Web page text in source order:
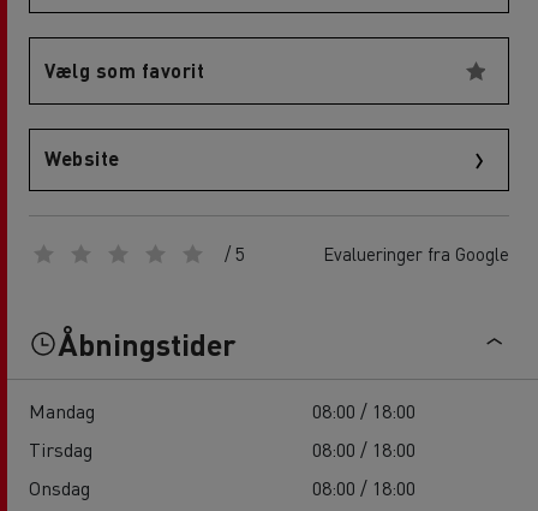
Vælg som favorit
Website
/ 5 Evalueringer fra Google
Åbningstider
Mandag
08:00 / 18:00
Tirsdag
08:00 / 18:00
Onsdag
08:00 / 18:00